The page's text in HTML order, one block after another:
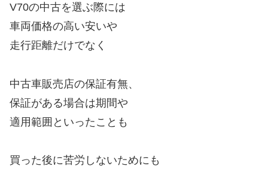
V70の中古を選ぶ際には
車両価格の高い安いや
走行距離だけでなく
中古車販売店の保証有無、
保証がある場合は期間や
適用範囲といったことも
買った後に苦労しないためにも